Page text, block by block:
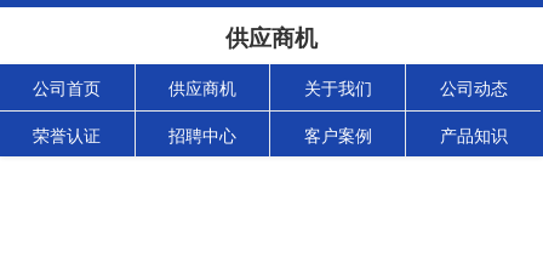
供应商机
公司首页 供应商机 关于我们 公司动态
荣誉认证 招聘中心 客户案例 产品知识